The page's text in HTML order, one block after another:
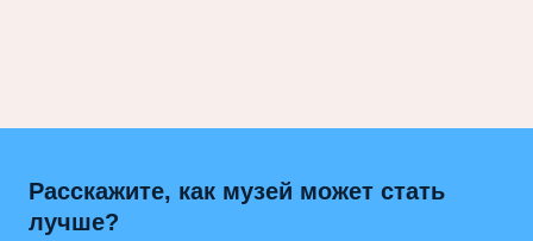
Расскажите, как музей может стать
лучше?